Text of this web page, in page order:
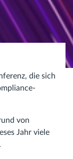
die sich
von
Jahr viele